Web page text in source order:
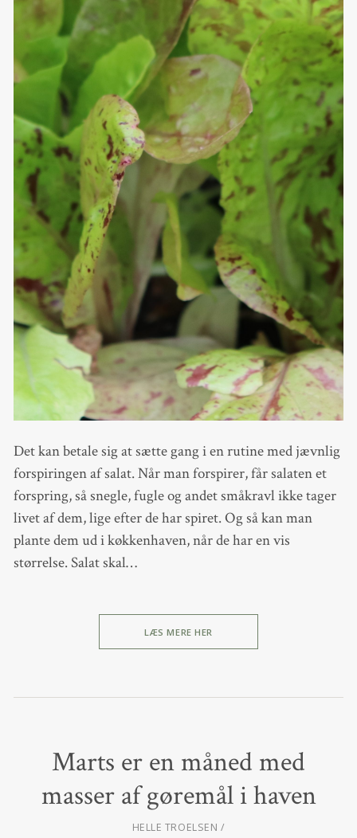
Det kan betale sig at sætte gang i en rutine med jævnlig
forspiringen af salat. Når man forspirer, får salaten et
forspring, så snegle, fugle og andet småkravl ikke tager
livet af dem, lige efter de har spiret. Og så kan man
plante dem ud i køkkenhaven, når de har en vis
størrelse. Salat skal…
LÆS MERE HER
Marts er en måned med
masser af gøremål i haven
HELLE TROELSEN